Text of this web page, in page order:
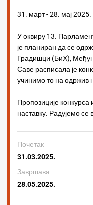
31. март - 28. мај 2025.
У оквиру 13.
је планиран да се
Градишци (БиХ),
Саве расписала је
учинимо то на одржив
Пропозиције конкурса
наставку. Радујемо
Почетак
31.03.2025.
Завршава
28.05.2025.